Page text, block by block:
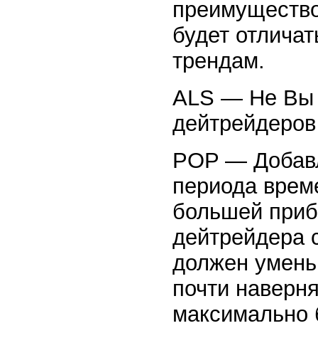
будет
трендам.
ALS — Не Вы
POP —
периода
большей
дейтрейдера
должен
почти
максимально